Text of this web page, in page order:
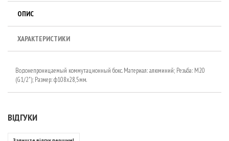
ОПИС
ХАРАКТЕРИСТИКИ
Водонепроницаемый коммутационный бокс. Материал: алюминий; Резьба: М20
(G1/2"); Размер: ф108х28,5мм.
ВІДГУКИ